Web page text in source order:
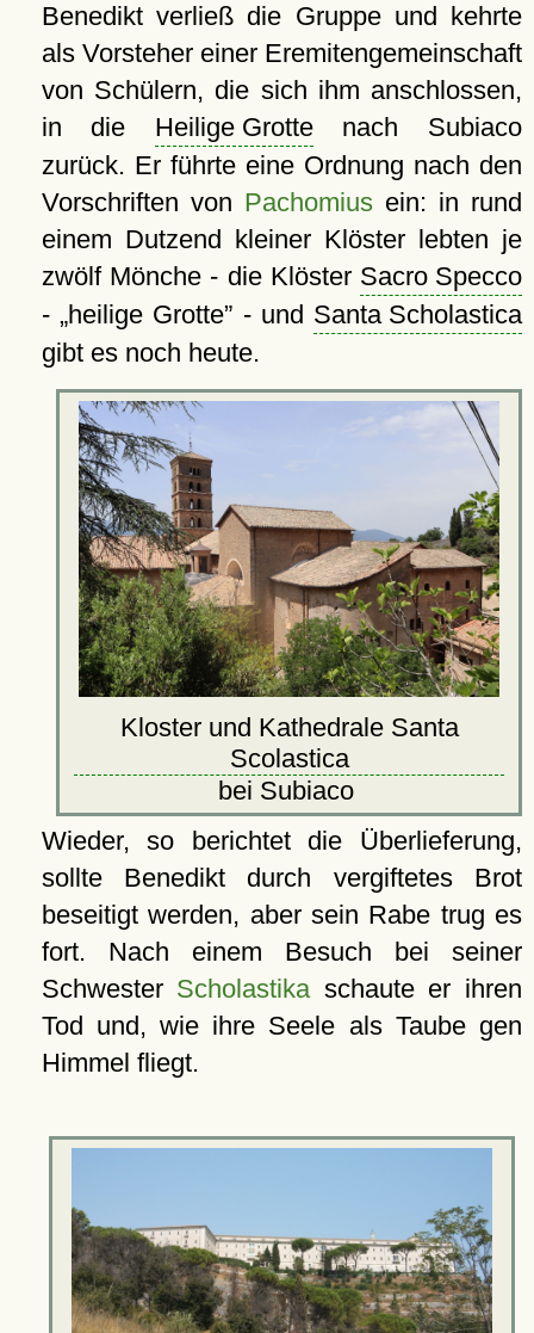
Benedikt verließ die Gruppe und kehrte
als Vorsteher einer Eremitengemeinschaft
von Schülern, die sich ihm anschlossen,
in die Heilige Grottenach Subiaco
zurück. Er führte eine Ordnung nach den
Vorschriften von Pachomiusein: in rund
einem Dutzend kleiner Klöster lebten je
zwölf Mönche - die Klöster Sacro Specco
- heilige Grotte - und Santa Scholastica
gibt es noch heute.
Kloster und Kathedrale Santa
Scolastica
bei Subiaco
Wieder, so berichtet die Überlieferung,
sollte Benedikt durch vergiftetes Brot
beseitigt werden, aber sein Rabe trug es
fort. Nach einem Besuch bei seiner
Schwester Scholastikaschaute er ihren
Tod und, wie ihre Seele als Taube gen
Himmel fliegt.